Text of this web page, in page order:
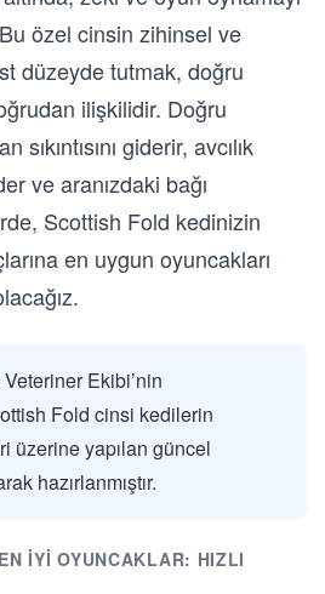
özel cinsin zihinsel ve
düzeyde tutmak, doğru
ilişkilidir. Doğru
giderir, avcılık
ve aranızdaki bağı
Scottish Fold kedinizin
en uygun oyuncakları
Ekibi’nin
Fold cinsi kedilerin
üzerine yapılan güncel
hazırlanmıştır.
İYI OYUNCAKLAR: HIZLI